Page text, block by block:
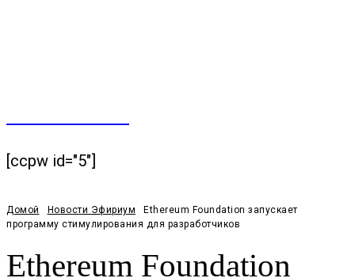
[ccpw id="5"]
Домой Новости Эфириум
Ethereum Foundation запускает
программу стимулирования для разработчиков
Ethereum Foundation